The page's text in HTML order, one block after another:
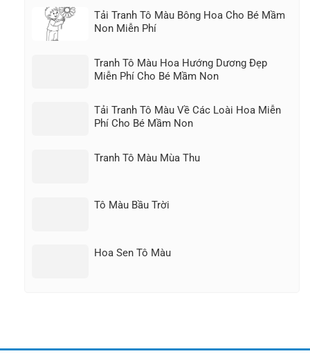
Tải Tranh Tô Màu Bông Hoa Cho Bé Mầm
Non Miễn Phí
Tranh Tô Màu Hoa Hướng Dương Đẹp
Miễn Phí Cho Bé Mầm Non
Tải Tranh Tô Màu Về Các Loài Hoa Miễn
Phí Cho Bé Mầm Non
Tranh Tô Màu Mùa Thu
Tô Màu Bầu Trời
Hoa Sen Tô Màu